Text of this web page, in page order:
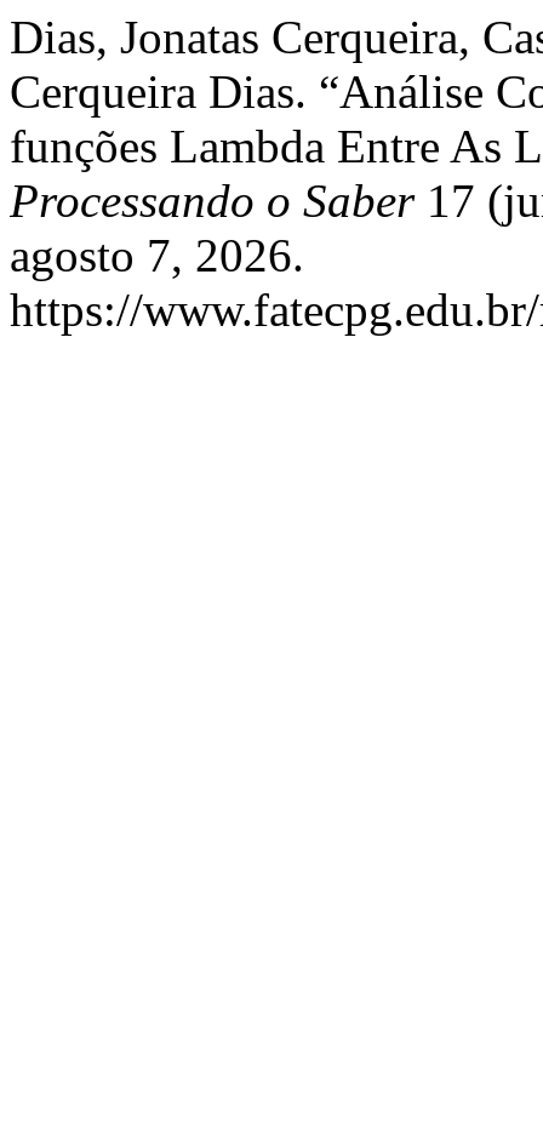
Dias, Jonatas Cerqueira,
Cerqueira Dias. “Análise
funções Lambda Entre As
Processando o Saber17
agosto 7, 2026.
https://